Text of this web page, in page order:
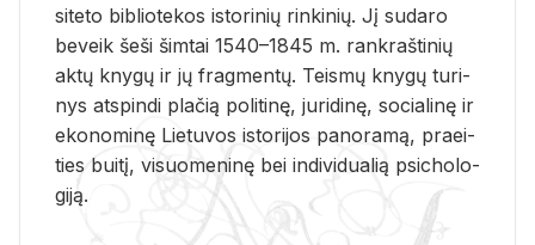
si­te­to bi­b­lio­te­kos is­to­ri­nių rin­ki­nių. Jį su­da­ro
be­veik šeši šim­tai 1540–1845 m. rank­raš­ti­nių
aktų kny­gų ir jų frag­men­tų. Teis­mų kny­gų tu­ri­
nys at­spin­di pla­čią po­li­ti­nę, ju­ri­di­nę, so­cia­li­nę ir
eko­no­mi­nę Lie­tu­vos is­to­ri­jos pa­no­ra­mą, pra­ei­
ties bui­tį, vi­suo­me­ni­nę bei in­di­vi­dua­lią psi­cho­lo­
gi­ją.